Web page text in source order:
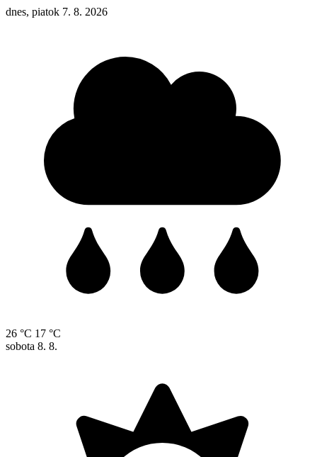
dnes, piatok 7. 8. 2026
26 °C 17 °C
sobota 8. 8.